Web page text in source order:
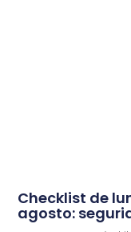
Checklist de
agosto: